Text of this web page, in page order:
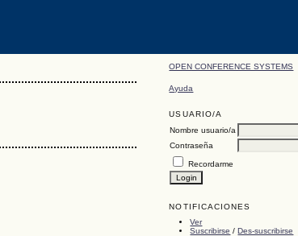
OPEN CONFERENCE SYSTEMS
Ayuda
USUARIO/A
Nombre usuario/a
Contraseña
Recordarme
NOTIFICACIONES
Ver
Suscribirse /Des-suscribirse